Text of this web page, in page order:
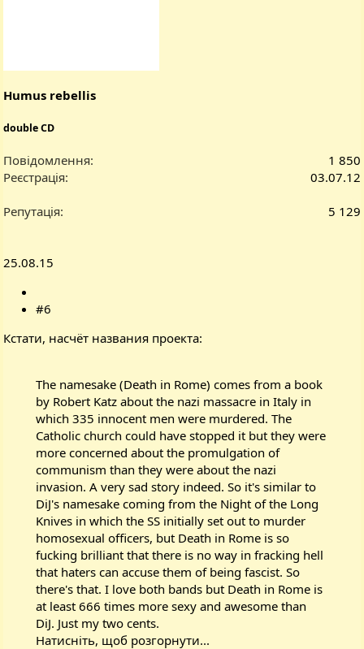
Humus rebellis
double CD
Повідомлення
1 850
Реєстрація
03.07.12
Репутація 5 129
25.08.15
#6
Кстати, насчёт названия проекта:
The namesake (Death in Rome) comes from a book
by Robert Katz about the nazi massacre in Italy in
which 335 innocent men were murdered. The
Catholic church could have stopped it but they were
more concerned about the promulgation of
communism than they were about the nazi
invasion. A very sad story indeed. So it's similar to
DiJ's namesake coming from the Night of the Long
Knives in which the SS initially set out to murder
homosexual officers, but Death in Rome is so
fucking brilliant that there is no way in fracking hell
that haters can accuse them of being fascist. So
there's that. I love both bands but Death in Rome is
at least 666 times more sexy and awesome than
DiJ. Just my two cents.
Натисніть, щоб розгорнути...